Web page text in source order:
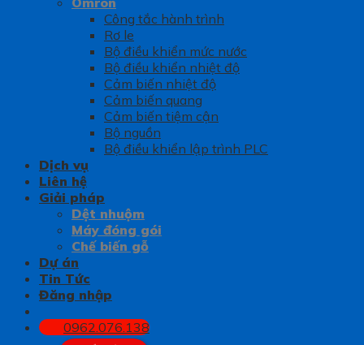
Công tắc hành trình
Rơ le
Bộ điều khiển mức nước
Bộ điều khiển nhiệt độ
Cảm biến nhiệt độ
Cảm biến quang
Cảm biến tiệm cận
Bộ nguồn
Bộ điều khiển lập trình PLC
Dịch vụ
Liên hệ
Giải pháp
Dệt nhuộm
Máy đóng gói
Chế biến gỗ
Dự án
Tin Tức
Đăng nhập
0962.076.138